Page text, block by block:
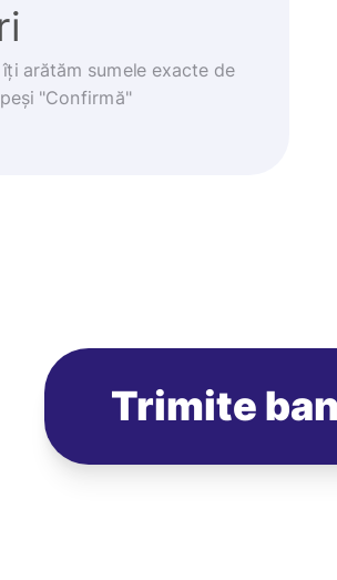
arătăm sumele exacte de
"Confirmă"
Trimite